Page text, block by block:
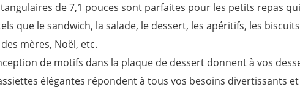
de 7,1 pouces sont parfaites pour les petits repas
le sandwich, la salade, le dessert, les apéritifs, les
mères, Noël, etc.
de motifs dans la plaque de dessert donnent à vos
élégantes répondent à tous vos besoins divertissants